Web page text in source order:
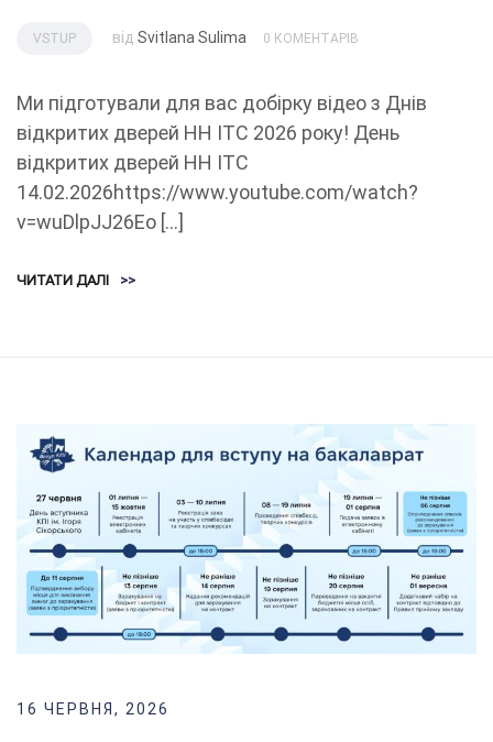
VSTUP від Svitlana Sulima 0 КОМЕНТАРІВ
Ми підготували для вас добірку відео з Днів
відкритих дверей НН ІТС 2026 року! День
відкритих дверей НН ІТС
14.02.2026https://www.youtube.com/watch?
v=wuDlpJJ26Eo […]
ЧИТАТИ ДАЛІ >>
16 ЧЕРВНЯ, 2026